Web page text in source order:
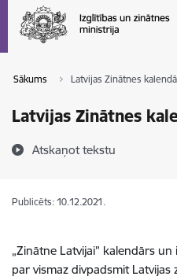
Sākums Latvijas Zinātnes
Latvijas Zinātnes
Atskaņot tekstu
Publicēts: 10.12.2021.
„Zinātne Latvijai” kalendārs un
par vismaz divpadsmit